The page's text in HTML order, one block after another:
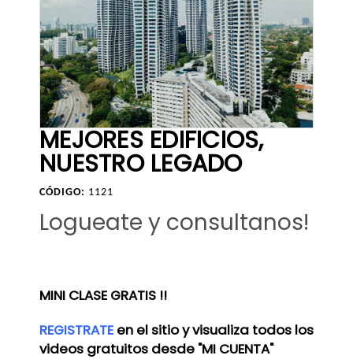
MEJORES EDIFICIOS,
NUESTRO LEGADO
CÓDIGO: 1121
Logueate y consultanos!
MINI CLASE GRATIS !!
REGISTRATE en el sitio y visualiza todos los
videos gratuitos desde "MI CUENTA"